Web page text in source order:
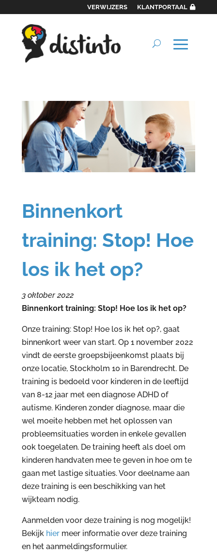
VERWIJZERS KLANTPORTAAL
Binnenkort
training: Stop! Hoe
los ik het op?
3 oktober 2022
Binnenkort training: Stop! Hoe los ik het op?
Onze training: Stop! Hoe los ik het op?, gaat
binnenkort weer van start. Op 1 november 2022
vindt de eerste groepsbijeenkomst plaats bij
onze locatie, Stockholm 10 in Barendrecht. De
training is bedoeld voor kinderen in de leeftijd
van 8-12 jaar met een diagnose ADHD of
autisme. Kinderen zonder diagnose, maar die
wel moeite hebben met het oplossen van
probleemsituaties worden in enkele gevallen
ook toegelaten. De training heeft als doel om
kinderen handvaten mee te geven in hoe om te
gaan met lastige situaties. Voor deelname aan
deze training is een beschikking van het
wijkteam nodig.
Aanmelden voor deze training is nog mogelijk!
Bekijk hiermeer informatie over deze training
en het aanmeldingsformulier.